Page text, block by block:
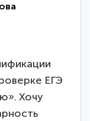
ЕГЭ
Хочу